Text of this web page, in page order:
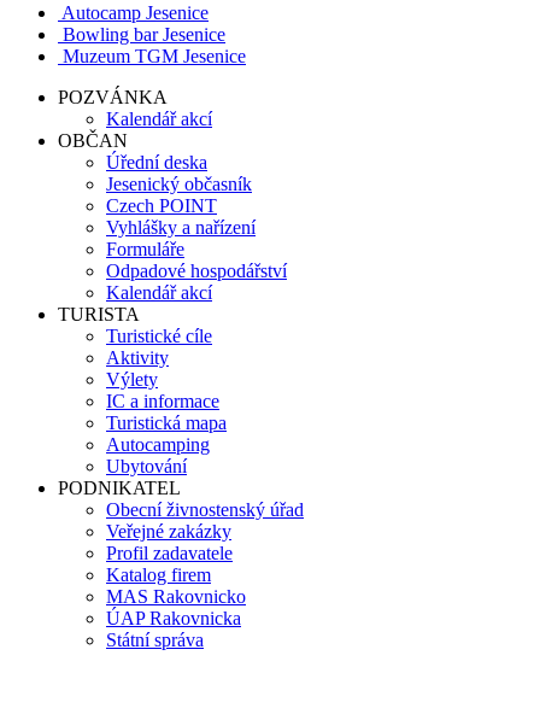
Autocamp Jesenice
Bowling bar Jesenice
Muzeum TGM Jesenice
POZVÁNKA
Kalendář akcí
OBČAN
Úřední deska
Jesenický občasník
Czech POINT
Vyhlášky a nařízení
Formuláře
Odpadové hospodářství
Kalendář akcí
TURISTA
Turistické cíle
Aktivity
Výlety
IC a informace
Turistická mapa
Autocamping
Ubytování
PODNIKATEL
Obecní živnostenský úřad
Veřejné zakázky
Profil zadavatele
Katalog firem
MAS Rakovnicko
ÚAP Rakovnicka
Státní správa